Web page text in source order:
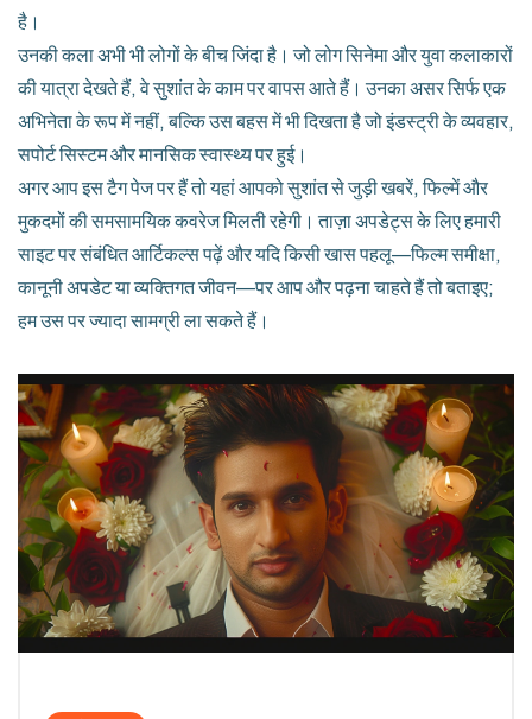
है।
उनकी कला अभी भी लोगों के बीच जिंदा है। जो लोग सिनेमा और युवा कलाकारों
की यात्रा देखते हैं, वे सुशांत के काम पर वापस आते हैं। उनका असर सिर्फ एक
अभिनेता के रूप में नहीं, बल्कि उस बहस में भी दिखता है जो इंडस्ट्री के व्यवहार,
सपोर्ट सिस्टम और मानसिक स्वास्थ्य पर हुई।
अगर आप इस टैग पेज पर हैं तो यहां आपको सुशांत से जुड़ी खबरें, फिल्में और
मुकदमों की समसामयिक कवरेज मिलती रहेगी। ताज़ा अपडेट्स के लिए हमारी
साइट पर संबंधित आर्टिकल्स पढ़ें और यदि किसी खास पहलू—फिल्म समीक्षा,
कानूनी अपडेट या व्यक्तिगत जीवन—पर आप और पढ़ना चाहते हैं तो बताइए;
हम उस पर ज्यादा सामग्री ला सकते हैं।